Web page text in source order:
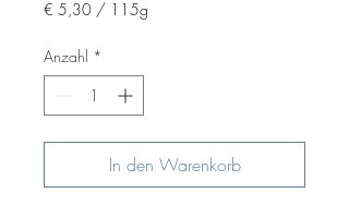
€ 5,30 / 115g
pro
115
Anzahl *
In den Warenkorb